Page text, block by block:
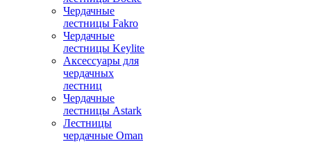
Чердачные
лестницы Fakro
Чердачные
лестницы Keylite
Аксессуары для
чердачных
лестниц
Чердачные
лестницы Astark
Лестницы
чердачные Oman